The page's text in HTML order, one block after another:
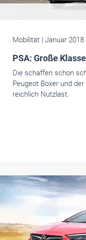
Mobilität | Januar 2018
PSA: Große
Die schaffen schon
Peugeot Boxer und
reichlich Nutzlast.